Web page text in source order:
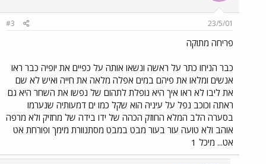
23/5/01
#3
פריחה מתוקה
כבר הניחו כתר על ראשה ונשאו אותה על כפיים את יופיה כבר ראו
אנשים ומלאו את פיהם במים אפלה מלאה את חייה ואיש לא שם
את ליבו לא ראו איך היא נופלת לתהום של נפשו את השחר היא גם
ראתה וכוכב נפל על עיניה הוא שקל כמו ים דמעותיה שנערמו
בסערה הלב המלא החוזק הכהה של ידו בידה של מחזיק ולא מרפה
אוהב ולא טועה עור בעור מבט במבט מסתנוורת מימך ופורחת אט
אט... מיכל 1